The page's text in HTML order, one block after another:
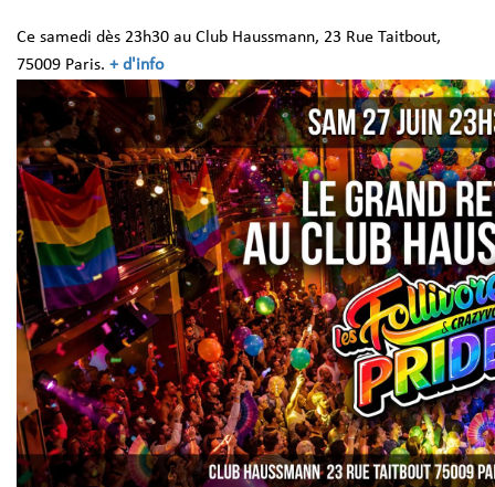
Ce samedi dès 23h30 au Club Haussmann, 23 Rue Taitbout,
75009 Paris. + d'info